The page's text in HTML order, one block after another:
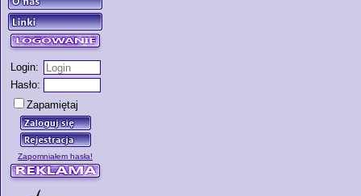
Login:
Hasło:
Zapamiętaj
Zapomniałem hasła!